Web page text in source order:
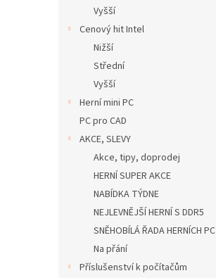
Vyšší
Cenový hit Intel
Nižší
Střední
Vyšší
Herní mini PC
PC pro CAD
AKCE, SLEVY
Akce, tipy, doprodej
HERNÍ SUPER AKCE
NABÍDKA TÝDNE
NEJLEVNĚJŠÍ HERNÍ S DDR5
SNĚHOBÍLÁ ŘADA HERNÍCH PC
Na přání
Příslušenství k počítačům